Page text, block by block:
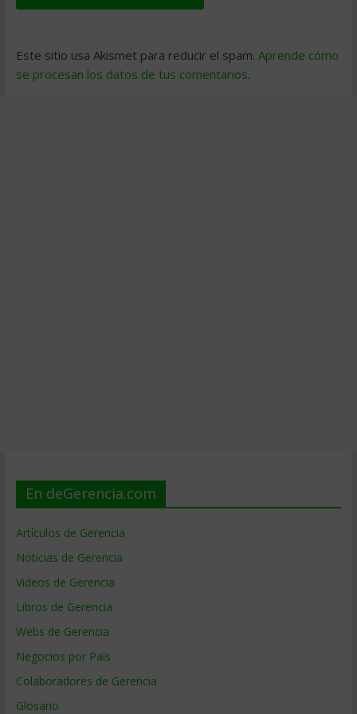
Este sitio usa Akismet para reducir el spam. Aprende cómo
se procesan los datos de tus comentarios.
En deGerencia.com
Artículos de Gerencia
Noticias de Gerencia
Videos de Gerencia
Libros de Gerencia
Webs de Gerencia
Negocios por País
Colaboradores de Gerencia
Glosario